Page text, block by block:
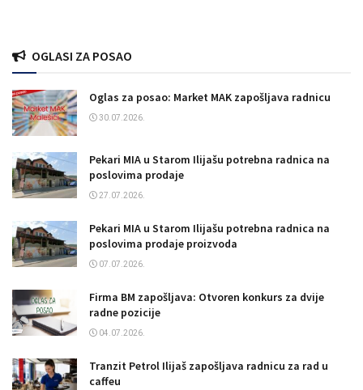
OGLASI ZA POSAO
Oglas za posao: Market MAK zapošljava radnicu
30.07.2026.
Pekari MIA u Starom Ilijašu potrebna radnica na
poslovima prodaje
27.07.2026.
Pekari MIA u Starom Ilijašu potrebna radnica na
poslovima prodaje proizvoda
07.07.2026.
Firma BM zapošljava: Otvoren konkurs za dvije
radne pozicije
04.07.2026.
Tranzit Petrol Ilijaš zapošljava radnicu za rad u
caffeu